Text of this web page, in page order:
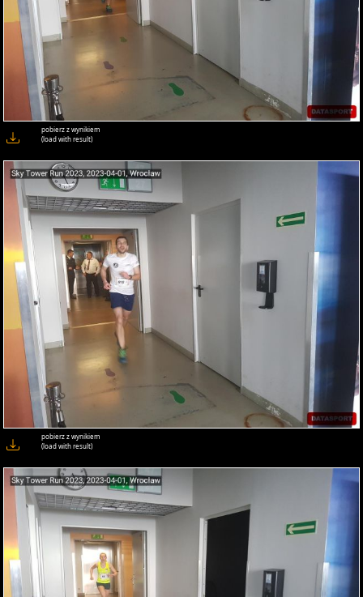
pobierz z wynikiem
(load with result)
pobierz z wynikiem
(load with result)